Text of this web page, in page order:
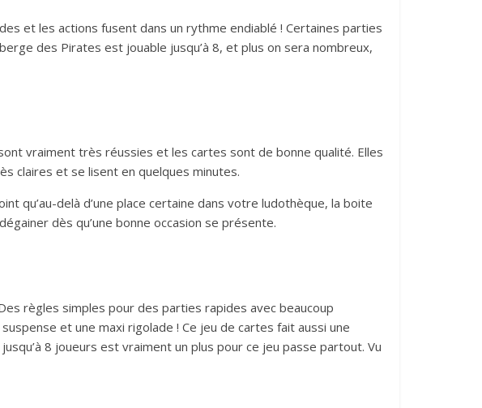
et les actions fusent dans un rythme endiablé ! Certaines parties
des Pirates est jouable jusqu’à 8, et plus on sera nombreux,
vraiment très réussies et les cartes sont de bonne qualité. Elles
claires et se lisent en quelques minutes.
qu’au-delà d’une place certaine dans votre ludothèque, la boite
dès qu’une bonne occasion se présente.
règles simples pour des parties rapides avec beaucoup
et une maxi rigolade ! Ce jeu de cartes fait aussi une
8 joueurs est vraiment un plus pour ce jeu passe partout. Vu